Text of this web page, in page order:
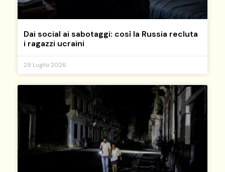
Dai social ai sabotaggi: così la Russia recluta
i ragazzi ucraini
29 Luglio 2026